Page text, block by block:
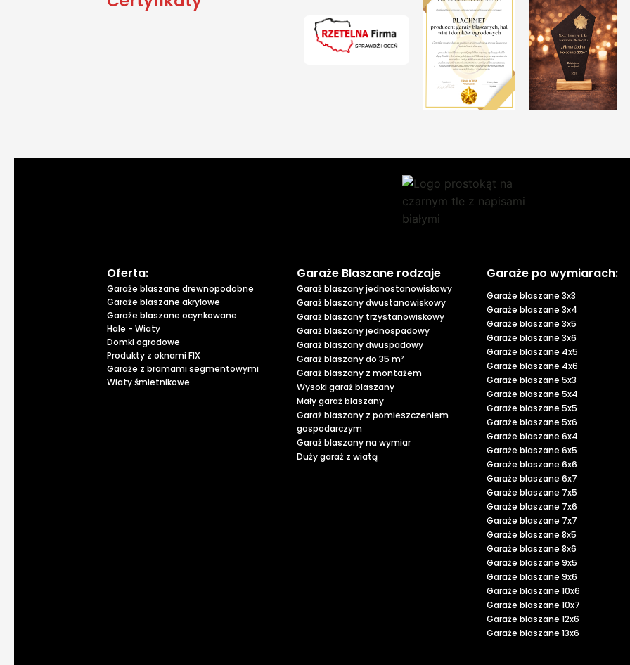
Oferta:
Garaże blaszane drewnopodobne
Garaże blaszane akrylowe
Garaże blaszane ocynkowane
Hale - Wiaty
Domki ogrodowe
Produkty z oknami FIX
Garaże z bramami segmentowymi
Wiaty śmietnikowe
Garaże Blaszane rodzaje
Garaż blaszany jednostanowiskowy
Garaż blaszany dwustanowiskowy
Garaż blaszany trzystanowiskowy
Garaż blaszany jednospadowy
Garaż blaszany dwuspadowy
Garaż blaszany do 35 m²
Garaż blaszany z montażem
Wysoki garaż blaszany
Mały garaż blaszany
Garaż blaszany z pomieszczeniem
gospodarczym
Garaż blaszany na wymiar
Duży garaż z wiatą
Garaże po wymiarach:
Garaże blaszane 3x3
Garaże blaszane 3x4
Garaże blaszane 3x5
Garaże blaszane 3x6
Garaże blaszane 4x5
Garaże blaszane 4x6
Garaże blaszane 5x3
Garaże blaszane 5x4
Garaże blaszane 5x5
Garaże blaszane 5x6
Garaże blaszane 6x4
Garaże blaszane 6x5
Garaże blaszane 6x6
Garaże blaszane 6x7
Garaże blaszane 7x5
Garaże blaszane 7x6
Garaże blaszane 7x7
Garaże blaszane 8x5
Garaże blaszane 8x6
Garaże blaszane 9x5
Garaże blaszane 9x6
Garaże blaszane 10x6
Garaże blaszane 10x7
Garaże blaszane 12x6
Garaże blaszane 13x6